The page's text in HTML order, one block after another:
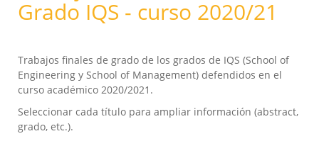
Grado IQS - curso 2020/21
Trabajos finales de grado de los grados de IQS (School of
Engineering y School of Management) defendidos en el
curso académico 2020/2021.
Seleccionar cada título para ampliar información (abstract,
grado, etc.).